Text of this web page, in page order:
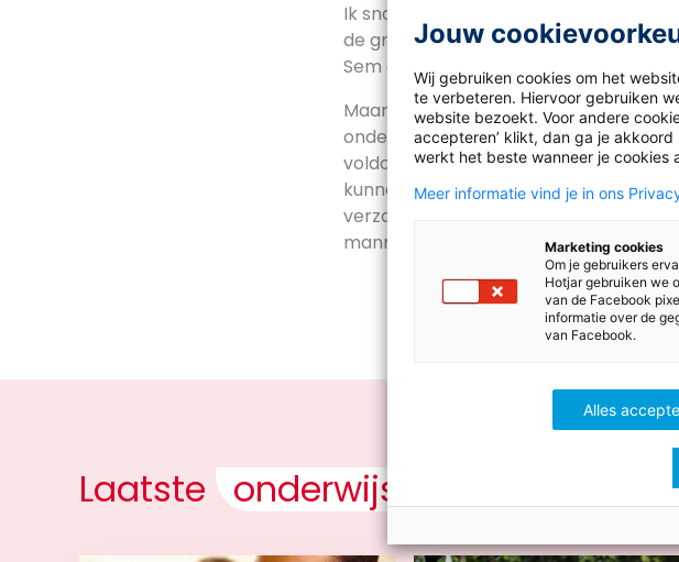
Ik snap Bram prima. En Bram snapt
de groei die hij doormaakt bij mij in de
Sem en al die andere jongens in mijn
Maar de vader van Bram heeft gelijk:
onderwijs kiezen. Vooral omdat het
voldoening uit kunnen halen en
kunnen geven. Dat heeft niets te
verzamelaars, want ook daarvan is
mannen.
Laatste onderwijsnieuws
Jouw
Wij gebruiken cookies om het
te verbeteren. Hiervoor gebruiken
website bezoekt. Voor andere
accepteren’ klikt, dan ga je
werkt het beste wanneer je cookies
Meer informatie vind je in ons
Marketing cookies
Om je gebruikers
Hotjar gebruiken we
van de Facebook
informatie over de
van Facebook.
Alles